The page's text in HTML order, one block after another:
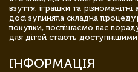
взуття, іграшки та
досі зупиняла складна
покупки, поспішаємо вас
для дітей стають доступнішими
ІНФОРМАЦІЯ